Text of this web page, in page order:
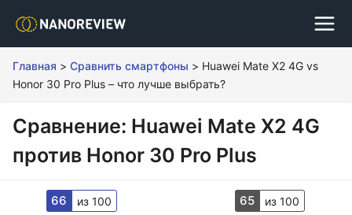
Главная > Сравнить смартфоны > Huawei Mate X2 4G vs
Honor 30 Pro Plus – что лучше выбрать?
Сравнение: Huawei Mate X2 4G
против Honor 30 Pro Plus
66 из 100 65 из 100